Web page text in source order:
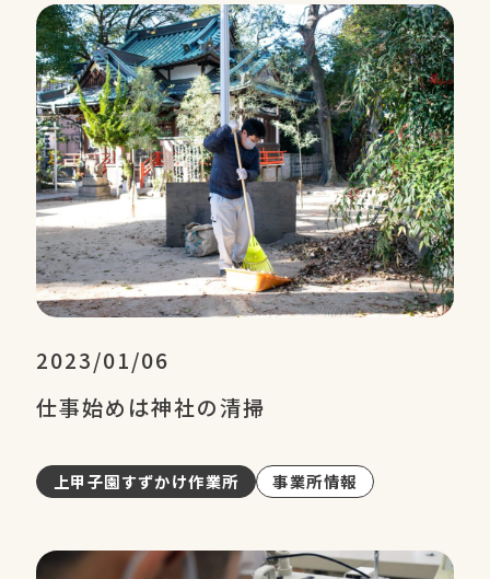
2023/01/06
仕事始めは神社の清掃
上甲子園すずかけ作業所 事業所情報